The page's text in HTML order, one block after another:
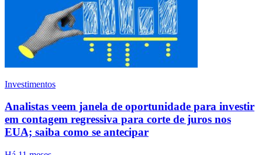
Investimentos
Analistas veem janela de oportunidade para investir
em contagem regressiva para corte de juros nos
EUA; saiba como se antecipar